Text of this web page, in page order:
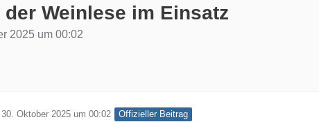
Weinlese im Einsatz
2025 um 00:02
30. Oktober 2025 um 00:02 Offizieller Beitrag